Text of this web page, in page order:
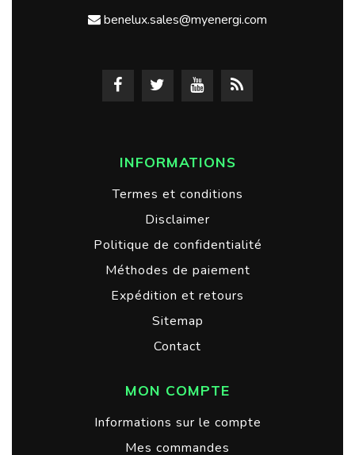
benelux.sales@myenergi.com
INFORMATIONS
Termes et conditions
Disclaimer
Politique de confidentialité
Méthodes de paiement
Expédition et retours
Sitemap
Contact
MON COMPTE
Informations sur le compte
Mes commandes